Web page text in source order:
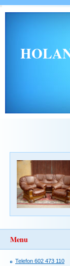
Menu
Telefon 602 473 110